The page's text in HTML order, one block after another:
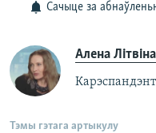
Сачыце за
Алена
Тэмы гэтага артыкулу